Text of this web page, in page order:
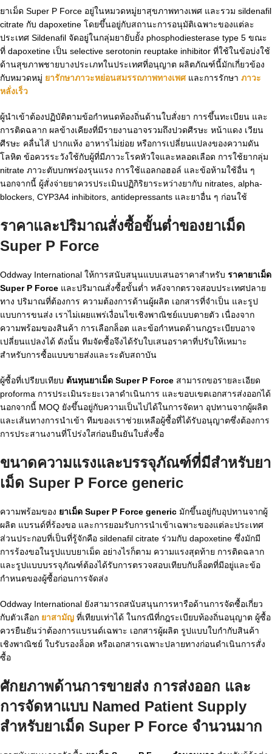
ยาเม็ด Super P Force อยู่ในหมวดหมู่ยาสุขภาพทางเพศ และรวม sildenafil
citrate กับ dapoxetine โดยขึ้นอยู่กับสถานะการอนุมัติเฉพาะของแต่ละ
ประเทศ Sildenafil จัดอยู่ในกลุ่มยายับยั้ง phosphodiesterase type 5 ขณะ
ที่ dapoxetine เป็น selective serotonin reuptake inhibitor ที่ใช้ในข้อบ่งใช้
ด้านสุขภาพชายบางประเภทในประเทศที่อนุญาต ผลิตภัณฑ์นี้มักเกี่ยวข้อง
กับหมวดหมู่ ยารักษาภาวะหย่อนสมรรถภาพทางเพศและการรักษา ภาวะ
หลั่งเร็ว
ผู้นำเข้าต้องปฏิบัติตามข้อกำหนดท้องถิ่นด้านใบสั่งยา การขึ้นทะเบียน และ
การติดฉลาก ผลข้างเคียงที่มีรายงานอาจรวมถึงปวดศีรษะ หน้าแดง เวียน
ศีรษะ คลื่นไส้ ปากแห้ง อาหารไม่ย่อย หรือการเปลี่ยนแปลงของความดัน
โลหิต ข้อควรระวังใช้กับผู้ที่มีภาวะโรคหัวใจและหลอดเลือด การใช้ยากลุ่ม
nitrate ภาวะตับบกพร่องรุนแรง การใช้แอลกอฮอล์ และข้อห้ามใช้อื่น ๆ
นอกจากนี้ ผู้สั่งจ่ายยาควรประเมินปฏิกิริยาระหว่างยากับ nitrates, alpha-
blockers, CYP3A4 inhibitors, antidepressants และยาอื่น ๆ ก่อนใช้
ราคาและปริมาณสั่งซื้อขั้นต่ำของยาเม็ด
Super P Force
Oddway International ให้การสนับสนุนแบบเสนอราคาสำหรับ ราคายาเม็ด
Super P Force และปริมาณสั่งซื้อขั้นต่ำ หลังจากตรวจสอบประเทศปลาย
ทาง ปริมาณที่ต้องการ ความต้องการด้านผู้ผลิต เอกสารที่จำเป็น และรูป
แบบการขนส่ง เราไม่เผยแพร่เงื่อนไขเชิงพาณิชย์แบบตายตัว เนื่องจาก
ความพร้อมของสินค้า การเลือกล็อต และข้อกำหนดด้านกฎระเบียบอาจ
เปลี่ยนแปลงได้ ดังนั้น ทีมจัดซื้อจึงได้รับใบเสนอราคาที่ปรับให้เหมาะ
สำหรับการซื้อแบบขายส่งและระดับสถาบัน
ผู้ซื้อที่เปรียบเทียบ ต้นทุนยาเม็ด Super P Force สามารถขอรายละเอียด
proforma การประเมินระยะเวลาดำเนินการ และขอบเขตเอกสารส่งออกได้
นอกจากนี้ MOQ ยังขึ้นอยู่กับความเป็นไปได้ในการจัดหา อุปทานจากผู้ผลิต
และเส้นทางการนำเข้า ทีมของเราช่วยเหลือผู้ซื้อที่ได้รับอนุญาตซึ่งต้องการ
การประสานงานที่โปร่งใสก่อนยืนยันใบสั่งซื้อ
ขนาดความแรงและบรรจุภัณฑ์ที่มีสำหรับยา
เม็ด Super P Force generic
ความพร้อมของ ยาเม็ด Super P Force generic มักขึ้นอยู่กับอุปทานจากผู้
ผลิต แบรนด์ที่ร้องขอ และการยอมรับการนำเข้าเฉพาะของแต่ละประเทศ
ส่วนประกอบที่เป็นที่รู้จักคือ sildenafil citrate ร่วมกับ dapoxetine ซึ่งมักมี
การร้องขอในรูปแบบยาเม็ด อย่างไรก็ตาม ความแรงสุดท้าย การติดฉลาก
และรูปแบบบรรจุภัณฑ์ต้องได้รับการตรวจสอบเทียบกับล็อตที่มีอยู่และข้อ
กำหนดของผู้ซื้อก่อนการจัดส่ง
Oddway International ยังสามารถสนับสนุนการหารือด้านการจัดซื้อเกี่ยว
กับตัวเลือก ยาสามัญ ที่เทียบเท่าได้ ในกรณีที่กฎระเบียบท้องถิ่นอนุญาต ผู้ซื้อ
ควรยืนยันว่าต้องการแบรนด์เฉพาะ เอกสารผู้ผลิต รูปแบบใบกำกับสินค้า
เชิงพาณิชย์ ใบรับรองล็อต หรือเอกสารเฉพาะปลายทางก่อนดำเนินการสั่ง
ซื้อ
ศักยภาพด้านการขายส่ง การส่งออก และ
การจัดหาแบบ Named Patient Supply
สำหรับยาเม็ด Super P Force จำนวนมาก